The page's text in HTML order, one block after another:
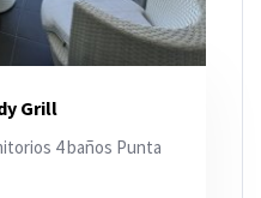
Grill
4 baños Punta